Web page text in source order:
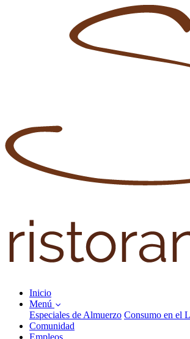
Inicio
Menú
Especiales de Almuerzo Consumo en el
Comunidad
Empleos